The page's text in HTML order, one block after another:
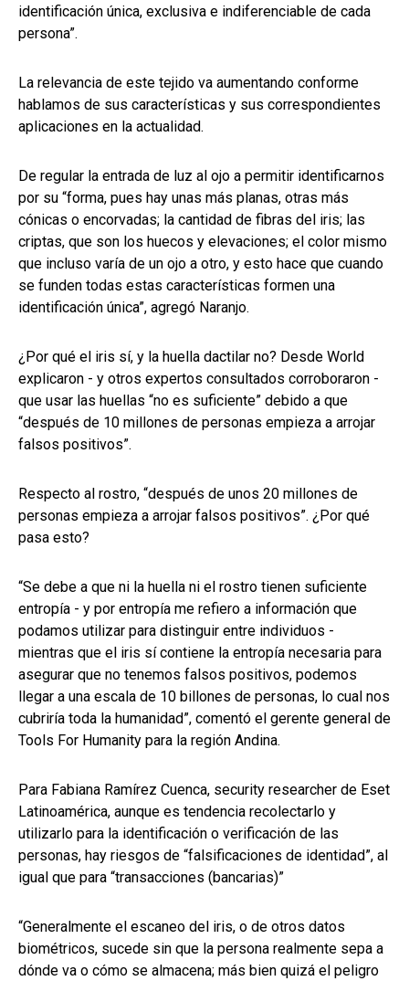
identificación única, exclusiva e indiferenciable de cada
persona”.
La relevancia de este tejido va aumentando conforme
hablamos de sus características y sus correspondientes
aplicaciones en la actualidad.
De regular la entrada de luz al ojo a permitir identificarnos
por su “forma, pues hay unas más planas, otras más
cónicas o encorvadas; la cantidad de fibras del iris; las
criptas, que son los huecos y elevaciones; el color mismo
que incluso varía de un ojo a otro, y esto hace que cuando
se funden todas estas características formen una
identificación única”, agregó Naranjo.
¿Por qué el iris sí, y la huella dactilar no? Desde World
explicaron - y otros expertos consultados corroboraron -
que usar las huellas “no es suficiente” debido a que
“después de 10 millones de personas empieza a arrojar
falsos positivos”.
Respecto al rostro, “después de unos 20 millones de
personas empieza a arrojar falsos positivos”. ¿Por qué
pasa esto?
“Se debe a que ni la huella ni el rostro tienen suficiente
entropía - y por entropía me refiero a información que
podamos utilizar para distinguir entre individuos -
mientras que el iris sí contiene la entropía necesaria para
asegurar que no tenemos falsos positivos, podemos
llegar a una escala de 10 billones de personas, lo cual nos
cubriría toda la humanidad”, comentó el gerente general de
Tools For Humanity para la región Andina.
Para Fabiana Ramírez Cuenca, security researcher de Eset
Latinoamérica, aunque es tendencia recolectarlo y
utilizarlo para la identificación o verificación de las
personas, hay riesgos de “falsificaciones de identidad”, al
igual que para “transacciones (bancarias)”
“Generalmente el escaneo del iris, o de otros datos
biométricos, sucede sin que la persona realmente sepa a
dónde va o cómo se almacena; más bien quizá el peligro